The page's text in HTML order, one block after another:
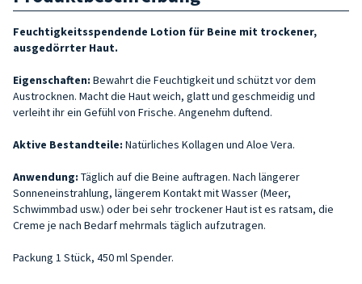
Feuchtigkeitsspendende Lotion für Beine mit trockener,
ausgedörrter Haut.
Eigenschaften: Bewahrt die Feuchtigkeit und schützt vor dem
Austrocknen. Macht die Haut weich, glatt und geschmeidig und
verleiht ihr ein Gefühl von Frische. Angenehm duftend.
Aktive Bestandteile: Natürliches Kollagen und Aloe Vera.
Anwendung: Täglich auf die Beine auftragen. Nach längerer
Sonneneinstrahlung, längerem Kontakt mit Wasser (Meer,
Schwimmbad usw.) oder bei sehr trockener Haut ist es ratsam, die
Creme je nach Bedarf mehrmals täglich aufzutragen.
Packung 1 Stück, 450 ml Spender.